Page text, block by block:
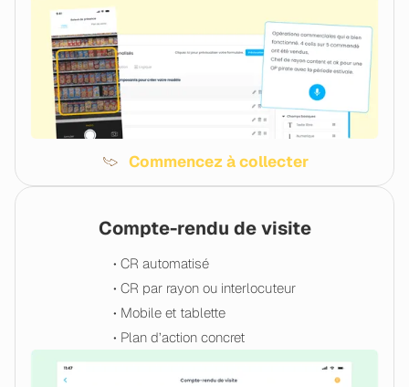
Commencez à collecter
Compte-rendu de visite
• CR automatisé
• CR par rayon ou interlocuteur
• Mobile et tablette
• Plan d’action concret